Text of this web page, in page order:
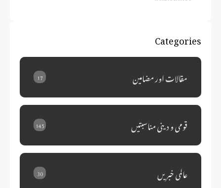
Categories
مقالات اور مضامین 17
قومی و دینی مناسبتیں 145
عالمی خبریں 30